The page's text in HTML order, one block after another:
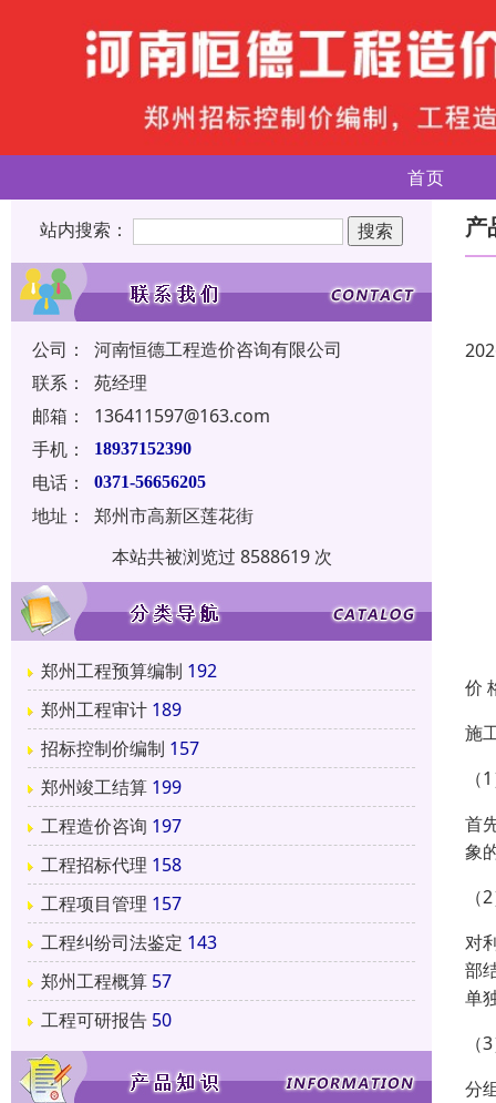
首页
站内搜索：
公司：
河南恒德工程造价咨询有限公司
联系：
苑经理
邮箱：
136411597@163.com
手机：
18937152390
电话： 0371-56656205
地址：
郑州市高新区莲花街
本站共被浏览过 8588619 次
郑州工程预算编制 192
郑州工程审计 189
招标控制价编制 157
郑州竣工结算 199
工程造价咨询 197
工程招标代理 158
工程项目管理 157
工程纠纷司法鉴定 143
郑州工程概算 57
工程可研报告 50
产
价
施
（
首
象
对
部
单
分